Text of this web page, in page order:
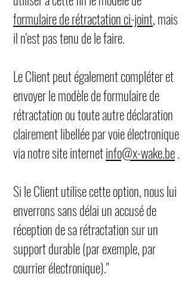
formulaire de rétractation ci-joint, mais
il n'est pas tenu de le faire.
Le Client peut également compléter et
envoyer le modèle de formulaire de
rétractation ou toute autre déclaration
clairement libellée par voie électronique
via notre site internetinfo@x-wake.be.
Si le Client utilise cette option, nous lui
enverrons sans délai un accusé de
réception de sa rétractation sur un
support durable (par exemple, par
courrier électronique)."